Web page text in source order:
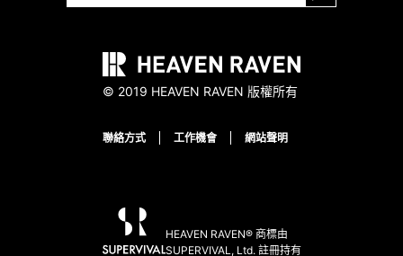
© 2019 HEAVEN RAVEN 版權所有
聯絡方式 工作機會 網站聲明
HEAVEN RAVEN® 商標由
SUPERVIVAL, Ltd. 註冊持有